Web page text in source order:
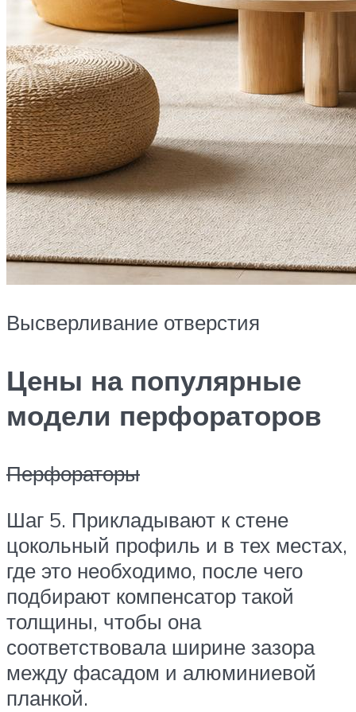
Высверливание отверстия
Цены на популярные
модели перфораторов
Перфораторы
Шаг 5. Прикладывают к стене
цокольный профиль и в тех местах,
где это необходимо, после чего
подбирают компенсатор такой
толщины, чтобы она
соответствовала ширине зазора
между фасадом и алюминиевой
планкой.